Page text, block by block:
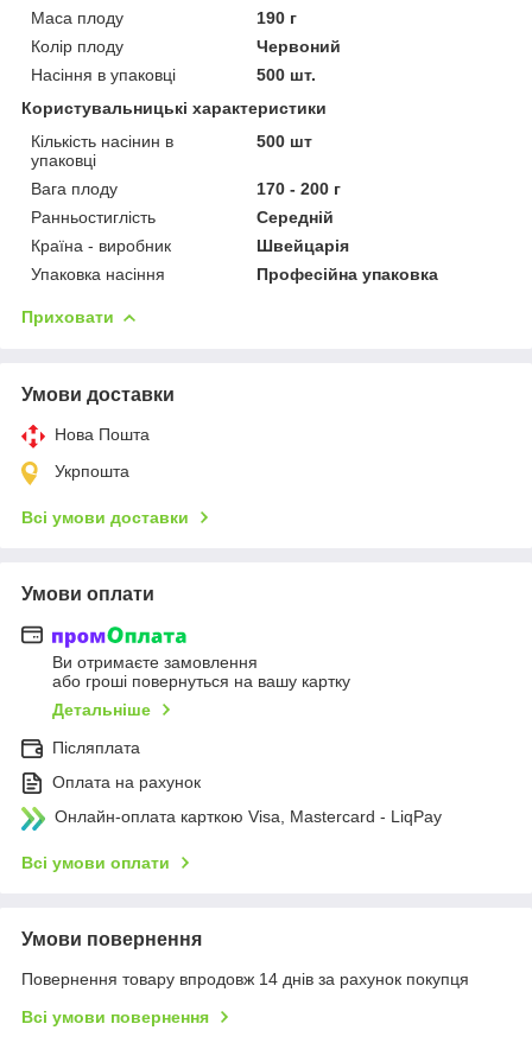
Маса плоду
190 г
Колір плоду
Червоний
Насіння в упаковці
500 шт.
Користувальницькі характеристики
Кількість насінин в
упаковці
500 шт
Вага плоду
170 - 200 г
Ранньостиглість
Середній
Країна - виробник
Швейцарія
Упаковка насіння
Професійна упаковка
Приховати
Умови доставки
Нова Пошта
Укрпошта
Всі умови доставки
Умови оплати
Ви отримаєте замовлення
або гроші повернуться на вашу картку
Детальніше
Післяплата
Оплата на рахунок
Онлайн-оплата карткою Visa, Mastercard - LiqPay
Всі умови оплати
Умови повернення
Повернення товару впродовж 14 днів за рахунок покупця
Всі умови повернення